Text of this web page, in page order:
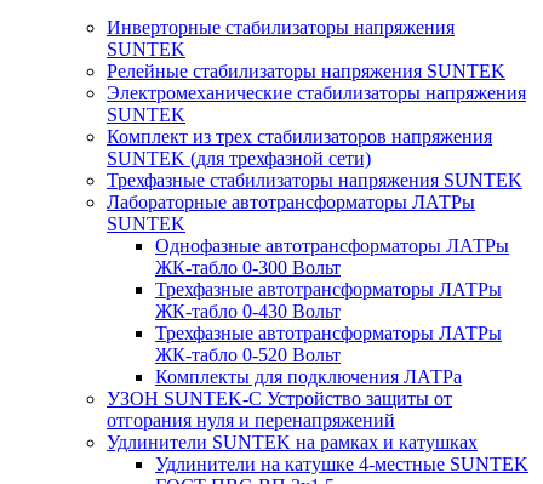
Инверторные стабилизаторы напряжения
SUNTEK
Релейные стабилизаторы напряжения SUNTEK
Электромеханические стабилизаторы напряжения
SUNTEK
Комплект из трех стабилизаторов напряжения
SUNTEK (для трехфазной сети)
Трехфазные стабилизаторы напряжения SUNTEK
Лабораторные автотрансформаторы ЛАТРы
SUNTEK
Однофазные автотрансформаторы ЛАТРы
ЖК-табло 0-300 Вольт
Трехфазные автотрансформаторы ЛАТРы
ЖК-табло 0-430 Вольт
Трехфазные автотрансформаторы ЛАТРы
ЖК-табло 0-520 Вольт
Комплекты для подключения ЛАТРа
УЗОН SUNTEK-C Устройство защиты от
отгорания нуля и перенапряжений
Удлинители SUNTEK на рамках и катушках
Удлинители на катушке 4-местные SUNTEK